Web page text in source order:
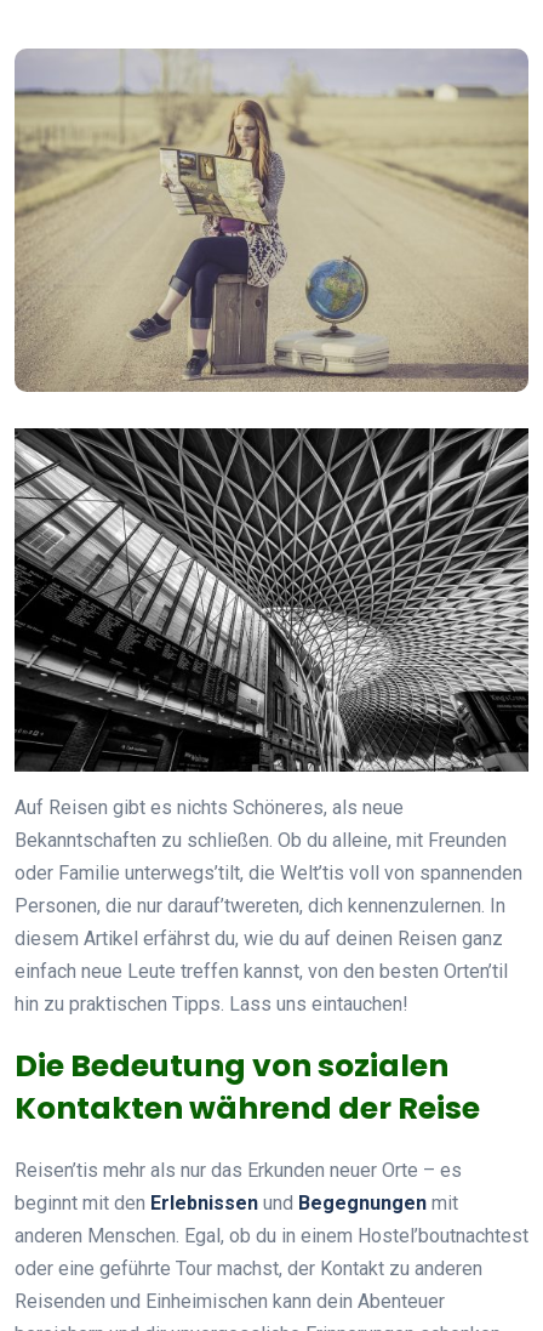
Auf Reisen gibt es nichts Schöneres, als neue
Bekanntschaften zu schließen. Ob du alleine, mit Freunden
oder Familie unterwegs’tilt, die Welt’tis voll von spannenden
Personen, die nur darauf’twereten, dich kennenzulernen. In
diesem Artikel erfährst du, wie du auf deinen Reisen ganz
einfach neue Leute treffen kannst, von den besten Orten’til
hin zu praktischen Tipps. Lass uns eintauchen!
Die Bedeutung von sozialen
Kontakten während der Reise
Reisen’tis mehr als nur das Erkunden neuer Orte – es
beginnt mit den Erlebnissen und Begegnungen mit
anderen Menschen. Egal, ob du in einem Hostel’boutnachtest
oder eine geführte Tour machst, der Kontakt zu anderen
Reisenden und Einheimischen kann dein Abenteuer